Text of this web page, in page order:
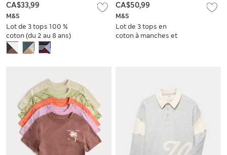
M&S
Lot de 3 tops 100 %
coton (du 2 au 8 ans)
CA$33,99
M&S
Lot de 3 tops en
coton à manches et
CA$50,99